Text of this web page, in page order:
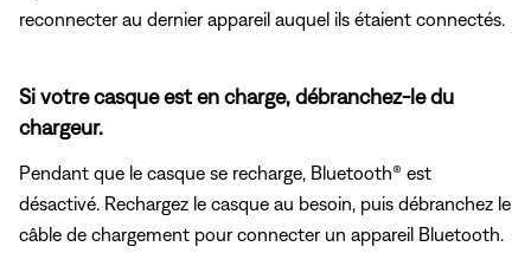
reconnecter au dernier appareil auquel ils étaient connectés.
Si votre casque est en charge, débranchez-le du
chargeur.
Pendant que le casque se recharge, Bluetooth® est
désactivé. Rechargez le casque au besoin, puis débranchez le
câble de chargement pour connecter un appareil Bluetooth.